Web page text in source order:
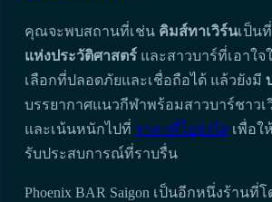
คุณจะพบสถานที่เช่น คิมส์ทาเวิร์นเป็น
แห่งประวัติศาสตร์ และสาวบาร์ที่เอาใจ
เลือกที่ปลอดภัยและเชื่อถือได้ แล้วยังมี
บรรยากาศแนวกีฬาพร้อมสาวบาร์ชาวเ
และเน้นหนักไปที่ ราคาที่โปร่งใส เพื่อใ
รับประสบการณ์ที่ราบรื่น
Phoenix BAR Saigon เป็นอีกหนึ่งร้านที่